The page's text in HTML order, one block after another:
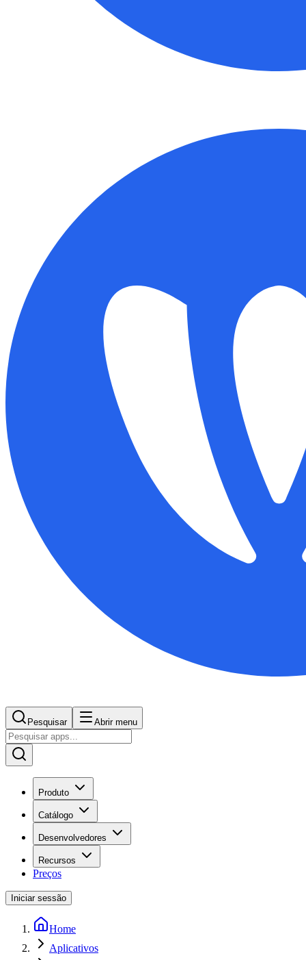
Pesquisar Abrir menu
Produto
Catálogo
Desenvolvedores
Recursos
Preços
Iniciar sessão
Home
Aplicativos